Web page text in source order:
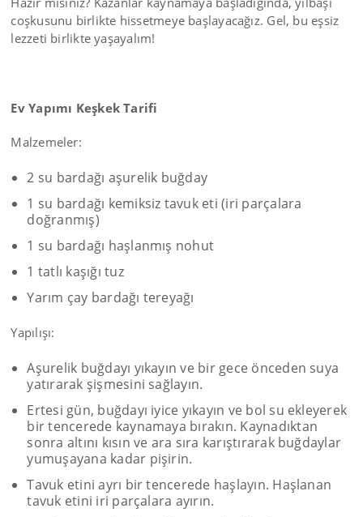
coşkusunu birlikte hissetmeye başlayacağız. Gel, bu eşsiz
lezzeti birlikte yaşayalım!
Ev Yapımı Keşkek Tarifi
Malzemeler:
2 su bardağı aşurelik buğday
1 su bardağı kemiksiz tavuk eti (iri parçalara
doğranmış)
1 su bardağı haşlanmış nohut
1 tatlı kaşığı tuz
Yarım çay bardağı tereyağı
Yapılışı:
Aşurelik buğdayı yıkayın ve bir gece önceden suya
yatırarak şişmesini sağlayın.
Ertesi gün, buğdayı iyice yıkayın ve bol su ekleyerek
bir tencerede kaynamaya bırakın. Kaynadıktan
sonra altını kısın ve ara sıra karıştırarak buğdaylar
yumuşayana kadar pişirin.
Tavuk etini ayrı bir tencerede haşlayın. Haşlanan
tavuk etini iri parçalara ayırın.